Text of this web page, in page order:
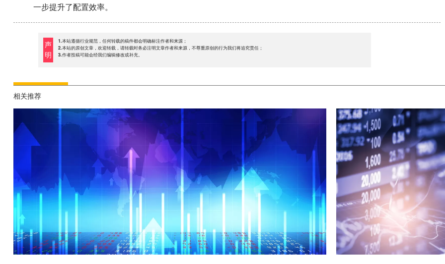
一步提升了配置效率。
声
明
1.本站遵循行业规范，任何转载的稿件都会明确标注作者和来源；
2.本站的原创文章，欢迎转载，请转载时务必注明文章作者和来源，不尊重原创的行为我们将追究责任；
3.作者投稿可能会经我们编辑修改或补充。
相关推荐